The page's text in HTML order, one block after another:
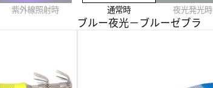
紫外線照射時 通常時 夜光発光時
ブルー夜光－ブルーゼブラ